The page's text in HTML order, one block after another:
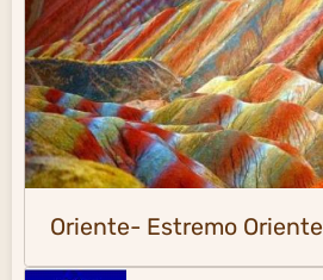
Oriente- Estremo Oriente